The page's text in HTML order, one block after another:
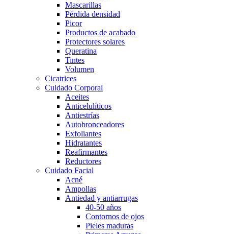
Mascarillas
Pérdida densidad
Picor
Productos de acabado
Protectores solares
Queratina
Tintes
Volumen
Cicatrices
Cuidado Corporal
Aceites
Anticelulíticos
Antiestrías
Autobronceadores
Exfoliantes
Hidratantes
Reafirmantes
Reductores
Cuidado Facial
Acné
Ampollas
Antiedad y antiarrugas
40-50 años
Contornos de ojos
Pieles maduras